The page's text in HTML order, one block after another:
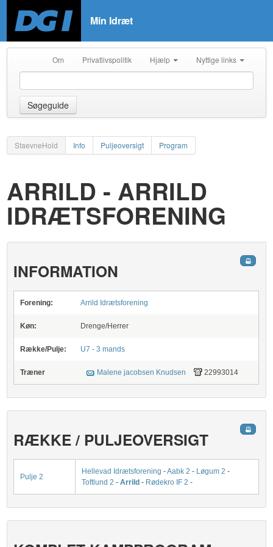
Min Idræt
Om Privatlivspolitik Hjælp Nyttige links
Søgeguide
StaevneHold Info Puljeoversigt Program
ARRILD - ARRILD
IDRÆTSFORENING
INFORMATION
Forening: Arrild Idrætsforening
Køn: Drenge/Herrer
Række/Pulje: U7 - 3 mands
Træner Malene jacobsen Knudsen 22993014
RÆKKE / PULJEOVERSIGT
Pulje 2
Hellevad Idrætsforening -Aabk 2 - Løgum 2 -
Toftlund 2 -Arrild - Rødekro IF 2 -